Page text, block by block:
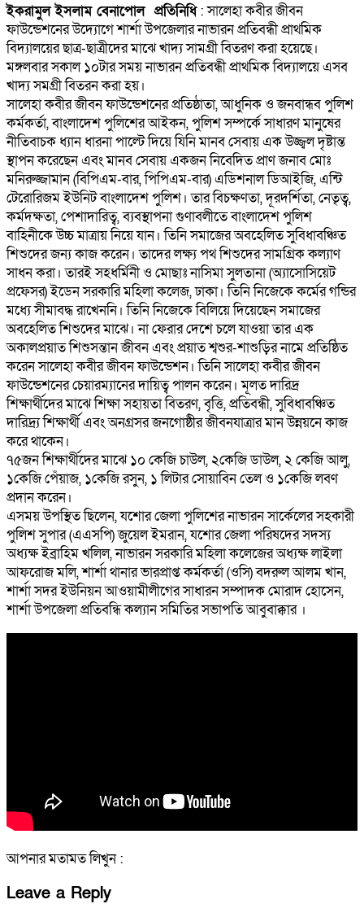
ইকরামুল ইসলাম বেনাপোল প্রতিনিধি: সালেহা কবীর জীবন
ফাউন্ডেশনের উদ্যোগে শার্শা উপজেলার নাভারন প্রতিবন্ধী প্রাথমিক
বিদ্যালয়ের ছাত্র-ছাত্রীদের মাঝে খাদ্য সামগ্রী বিতরণ করা হয়েছে।
মঙ্গলবার সকাল ১০টার সময় নাভারন প্রতিবন্ধী প্রাথমিক বিদ্যালয়ে এসব
খাদ্য সমগ্রী বিতরন করা হয়।
সালেহা কবীর জীবন ফাউন্ডেশনের প্রতিষ্ঠাতা, আধুনিক ও জনবান্ধব পুলিশ
কর্মকর্তা, বাংলাদেশ পুলিশের আইকন, পুলিশ সম্পর্কে সাধারণ মানুষের
নীতিবাচক ধ্যান ধারনা পাল্টে দিয়ে যিনি মানব সেবায় এক উজ্জ্বল দৃষ্টান্ত
স্থাপন করেছেন এবং মানব সেবায় একজন নিবেদিত প্রাণ জনাব মোঃ
মনিরুজ্জামান (বিপিএম-বার, পিপিএম-বার) এডিশনাল ডিআইজি, এন্টি
টেরোরিজম ইউনিট বাংলাদেশ পুলিশ। তার বিচক্ষণতা, দূরদর্শিতা, নেতৃত্ব,
কর্মদক্ষতা, পেশাদারিত্ব, ব্যবস্থাপনা গুণাবলীতে বাংলাদেশ পুলিশ
বাহিনীকে উচ্চ মাত্রায় নিয়ে যান। তিনি সমাজের অবহেলিত সুবিধাবঞ্চিত
শিশুদের জন্য কাজ করেন। তাদের লক্ষ্য পথ শিশুদের সামগ্রিক কল্যাণ
সাধন করা। তারই সহধর্মিনী ও মোছাঃ নাসিমা সুলতানা (অ্যাসোসিয়েট
প্রফেসর) ইডেন সরকারি মহিলা কলেজ, ঢাকা। তিনি নিজেকে কর্মের গন্ডির
মধ্যে সীমাবদ্ধ রাখেননি। তিনি নিজেকে বিলিয়ে দিয়েছেন সমাজের
অবহেলিত শিশুদের মাঝে। না ফেরার দেশে চলে যাওয়া তার এক
অকালপ্রয়াত শিশুসন্তান জীবন এবং প্রয়াত শ্বশুর-শাশুড়ির নামে প্রতিষ্ঠিত
করেন সালেহা কবীর জীবন ফাউন্ডেশন। তিনি সালেহা কবীর জীবন
ফাউন্ডেশনের চেয়ারম্যানের দায়িত্ব পালন করেন। মূলত দারিদ্র
শিক্ষার্থীদের মাঝে শিক্ষা সহায়তা বিতরণ, বৃত্তি, প্রতিবন্ধী, সুবিধাবঞ্চিত
দারিদ্র্য শিক্ষার্থী এবং অনগ্রসর জনগোষ্ঠীর জীবনযাত্রার মান উন্নয়নে কাজ
করে থাকেন।
৭৫জন শিক্ষার্থীদের মাঝে ১০ কেজি চাউল, ২কেজি ডাউল, ২ কেজি আলু,
১কেজি পেঁয়াজ, ১কেজি রসুন, ১ লিটার সোয়াবিন তেল ও ১কেজি লবণ
প্রদান করেন।
এসময় উপস্থিত ছিলেন, যশোর জেলা পুলিশের নাভারন সার্কেলের সহকারী
পুলিশ সুপার (এএসপি) জুয়েল ইমরান, যশোর জেলা পরিষদের সদস্য
অধ্যক্ষ ইব্রাহিম খলিল, নাভারন সরকারি মহিলা কলেজের অধ্যক্ষ লাইলা
আফরোজ মলি, শার্শা থানার ভারপ্রাপ্ত কর্মকর্তা (ওসি) বদরুল আলম খান,
শার্শা সদর ইউনিয়ন আওয়ামীলীগের সাধারন সম্পাদক মোরাদ হোসেন,
শার্শা উপজেলা প্রতিবন্ধি কল্যান সমিতির সভাপতি আবুবাক্কার ।
আপনার মতামত লিখুন :
Leave a Reply